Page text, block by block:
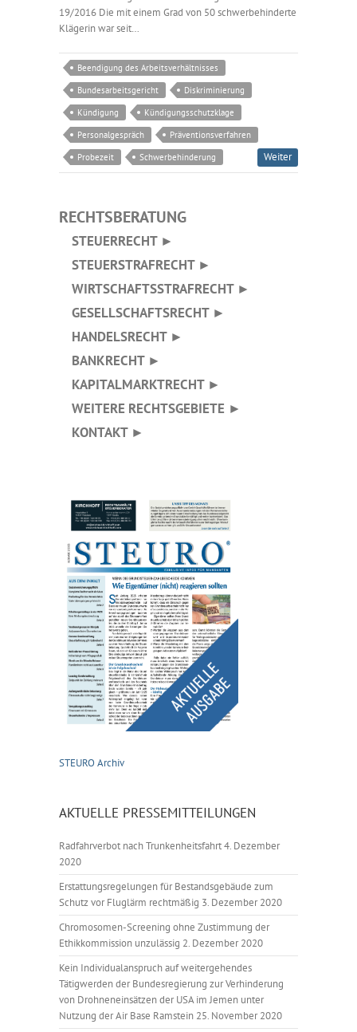
19/2016 Die mit einem Grad von 50 schwerbehinderte
Klägerin war seit…
Beendigung des Arbeitsverhältnisses
Bundesarbeitsgericht
Diskriminierung
Kündigung
Kündigungsschutzklage
Personalgespräch
Präventionsverfahren
Probezeit
Schwerbehinderung Weiter
RECHTSBERATUNG
STEUERRECHT ►
STEUERSTRAFRECHT ►
WIRTSCHAFTSSTRAFRECHT ►
GESELLSCHAFTSRECHT ►
HANDELSRECHT ►
BANKRECHT ►
KAPITALMARKTRECHT ►
WEITERE RECHTSGEBIETE ►
KONTAKT ►
STEURO Archiv
AKTUELLE PRESSEMITTEILUNGEN
Radfahrverbot nach Trunkenheitsfahrt4. Dezember
2020
Erstattungsregelungen für Bestandsgebäude zum
Schutz vor Fluglärm rechtmäßig 3. Dezember 2020
Chromosomen-Screening ohne Zustimmung der
Ethikkommission unzulässig 2. Dezember 2020
Kein Individualanspruch auf weitergehendes
Tätigwerden der Bundesregierung zur Verhinderung
von Drohneneinsätzen der USA im Jemen unter
Nutzung der Air Base Ramstein 25. November 2020